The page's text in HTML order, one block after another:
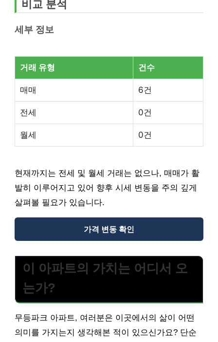
비교 분석
세부 정보
거래 유형 건수
매매 6건
전세 0건
월세 0건
현재까지는 전세 및 월세 거래는 없으나, 매매가 활
발히 이루어지고 있어 향후 시세 변동을 주의 깊게
살펴볼 필요가 있습니다.
가격 변동 확인
이 아파트의 가치는 어디서 오
는가?
무등파크 아파트, 여러분은 이곳에서의 삶이 어떤
의미를 가지는지 생각해본 적이 있으신가요? 단순